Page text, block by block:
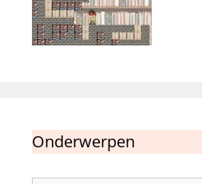
Onderwerpen